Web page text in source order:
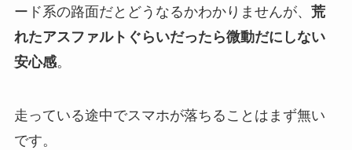
ード系の路面だとどうなるかわかりませんが、 荒
れたアスファルトぐらいだったら微動だにしない
安心感。
走っている途中でスマホが落ちることはまず無い
です。